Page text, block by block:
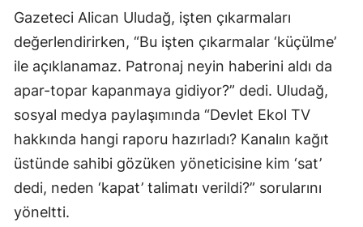
Gazeteci Alican Uludağ, işten çıkarmaları
değerlendirirken, “Bu işten çıkarmalar ‘küçülme’
ile açıklanamaz. Patronaj neyin haberini aldı da
apar-topar kapanmaya gidiyor?” dedi. Uludağ,
sosyal medya paylaşımında “Devlet Ekol TV
hakkında hangi raporu hazırladı? Kanalın kağıt
üstünde sahibi gözüken yöneticisine kim ‘sat’
dedi, neden ‘kapat’ talimatı verildi?” sorularını
yöneltti.